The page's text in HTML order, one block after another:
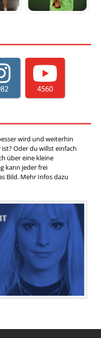
4560
wird und weiterhin
Oder du willst einfach
über eine kleine
kann jeder frei
Bild. Mehr Infos dazu